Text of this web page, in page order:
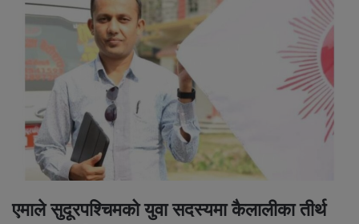
एमाले सुदूरपश्चिमको युवा सदस्यमा कैलालीका तीर्थ